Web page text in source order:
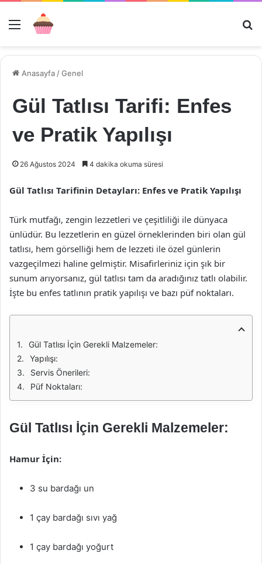
Menü
Anasayfa /Genel
Gül Tatlısı Tarifi: Enfes
ve Pratik Yapılışı
26 Ağustos 2024 4 dakika okuma süresi
Gül Tatlısı Tarifinin Detayları: Enfes ve Pratik Yapılışı
Türk mutfağı, zengin lezzetleri ve çeşitliliği ile dünyaca
ünlüdür. Bu lezzetlerin en güzel örneklerinden biri olan gül
tatlısı, hem görselliği hem de lezzeti ile özel günlerin
vazgeçilmezi haline gelmiştir. Misafirleriniz için şık bir
sunum arıyorsanız, gül tatlısı tam da aradığınız tatlı olabilir.
İşte bu enfes tatlının pratik yapılışı ve bazı püf noktaları.
Gül Tatlısı İçin Gerekli Malzemeler:
Yapılışı:
Servis Önerileri:
Püf Noktaları:
Gül Tatlısı İçin Gerekli Malzemeler:
Hamur İçin:
3 su bardağı un
1 çay bardağı sıvı yağ
1 çay bardağı yoğurt